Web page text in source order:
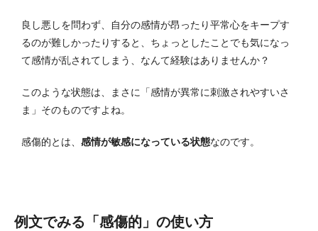
良し悪しを問わず、自分の感情が昂ったり平常心をキープす
るのが難しかったりすると、ちょっとしたことでも気になっ
て感情が乱されてしまう、なんて経験はありませんか？
このような状態は、まさに「感情が異常に刺激されやすいさ
ま」そのものですよね。
感傷的とは、 感情が敏感になっている状態なのです。
例文でみる「感傷的」の使い方